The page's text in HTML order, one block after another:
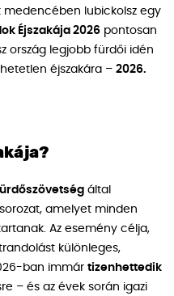
lubickolsz egy
Éjszakája 2026 pontosan
ország legjobb fürdői idén
éjszakára – 2026.
által
amelyet minden
Az esemény célja,
különleges,
ban immár tizenhettedik
– és az évek során igazi